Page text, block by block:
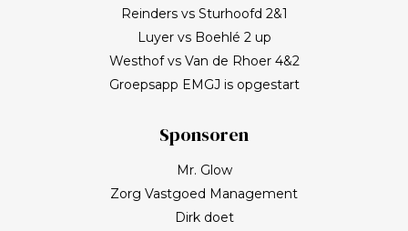
Reinders vs Sturhoofd 2&1
Luyer vs Boehlé 2 up
Westhof vs Van de Rhoer 4&2
Groepsapp EMGJ is opgestart
Sponsoren
Mr. Glow
Zorg Vastgoed Management
Dirk doet